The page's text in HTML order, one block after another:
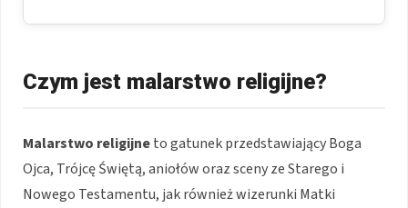
Czym jest malarstwo religijne?
Malarstwo religijneto gatunek przedstawiający Boga
Ojca, Trójcę Świętą, aniołów oraz sceny ze Starego i
Nowego Testamentu, jak również wizerunki Matki